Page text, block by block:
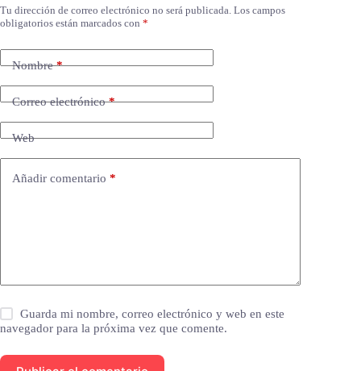
Tu dirección de correo electrónico no será publicada. Los campos
obligatorios están marcados con *
Nombre*
Correo electrónico*
Web
Añadir comentario *
Guarda mi nombre, correo electrónico y web en este
navegador para la próxima vez que comente.